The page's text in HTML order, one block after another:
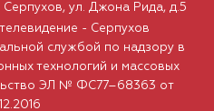
Серпухов, ул. Джона Рида, д.5
- Серпухов
службой по надзору в
технологий и массовых
ЭЛ № ФС77–68363 от